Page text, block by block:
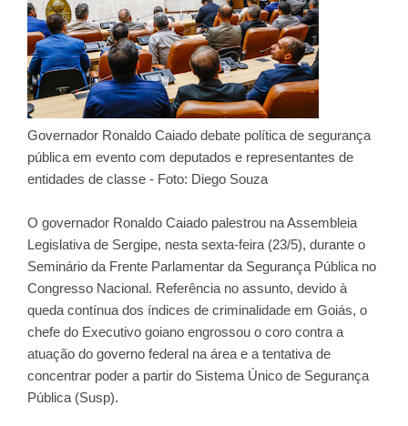
Governador Ronaldo Caiado debate política de segurança
pública em evento com deputados e representantes de
entidades de classe - Foto: Diego Souza
O governador Ronaldo Caiado palestrou na Assembleia
Legislativa de Sergipe, nesta sexta-feira (23/5), durante o
Seminário da Frente Parlamentar da Segurança Pública no
Congresso Nacional. Referência no assunto, devido à
queda contínua dos índices de criminalidade em Goiás, o
chefe do Executivo goiano engrossou o coro contra a
atuação do governo federal na área e a tentativa de
concentrar poder a partir do Sistema Único de Segurança
Pública (Susp).